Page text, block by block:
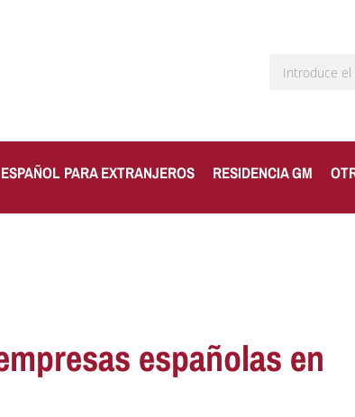
ESPAÑOL PARA EXTRANJEROS RESIDENCIA GM
españolas en